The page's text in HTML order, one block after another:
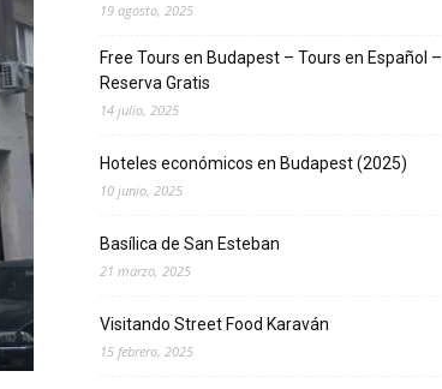
19 agosto, 2025
Free Tours en Budapest – Tours en Español –
Reserva Gratis
14 julio, 2025
Hoteles económicos en Budapest (2025)
10 junio, 2025
Basílica de San Esteban
21 marzo, 2025
Visitando Street Food Karaván
15 febrero, 2025